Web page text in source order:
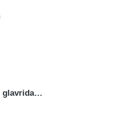
glavrida…